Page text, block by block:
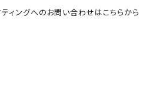
ィングへのお問い合わせはこちらから